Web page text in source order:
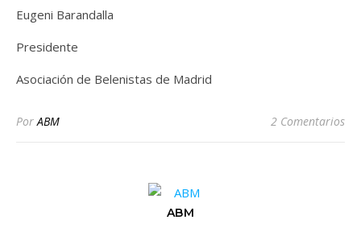
Eugeni Barandalla
Presidente
Asociación de Belenistas de Madrid
PorABM 2 Comentarios
ABM